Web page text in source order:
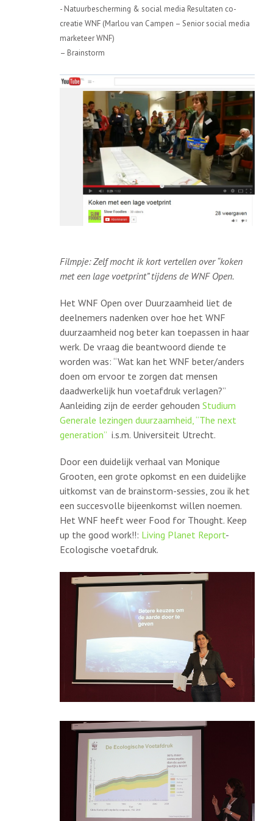
- Natuurbescherming & social media Resultaten co-
creatie WNF (Marlou van Campen – Senior social media
marketeer WNF)
– Brainstorm
Filmpje: Zelf mocht ik kort vertellen over “koken
met een lage voetprint” tijdens de WNF Open.
Het WNF Open over Duurzaamheid liet de
deelnemers nadenken over hoe het WNF
duurzaamheid nog beter kan toepassen in haar
werk. De vraag die beantwoord diende te
worden was: “Wat kan het WNF beter/anders
doen om ervoor te zorgen dat mensen
daadwerkelijk hun voetafdruk verlagen?”
Aanleiding zijn de eerder gehouden Studium
Generale lezingen duurzaamheid, “The next
generation” i.s.m. Universiteit Utrecht.
Door een duidelijk verhaal van Monique
Grooten, een grote opkomst en een duidelijke
uitkomst van de brainstorm-sessies, zou ik het
een succesvolle bijeenkomst willen noemen.
Het WNF heeft weer Food for Thought. Keep
up the good work!!: Living Planet Report-
Ecologische voetafdruk.